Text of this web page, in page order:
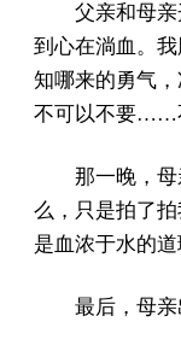
父亲和母
到心在淌血。
知哪来的勇气
不可以不要……
那一晚，
么，只是拍了
是血浓于水的道
最后，母亲